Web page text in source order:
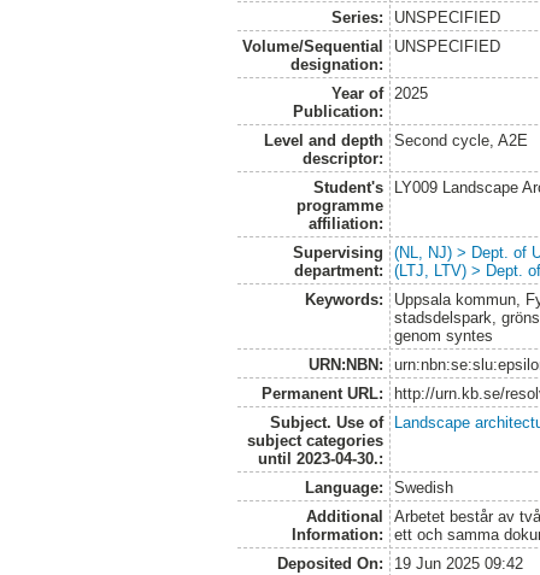
Series:
UNSPECIFIED
Volume/Sequential
designation:
UNSPECIFIED
Year of
Publication:
2025
Level and depth
descriptor:
Second cycle, A2E
Student's
programme
affiliation:
LY009 Landscape
Supervising
department:
(NL, NJ) > Dept. of
(LTJ, LTV) > Dept.
Keywords:
Uppsala kommun,
stadsdelspark,
genom syntes
URN:NBN:
Permanent URL:
http://urn.kb.se/
Subject. Use of
subject categories
until 2023-04-30.:
Landscape
Language:
Swedish
Additional
Information:
Arbetet består av
ett och samma
Deposited On:
19 Jun 2025 09:42